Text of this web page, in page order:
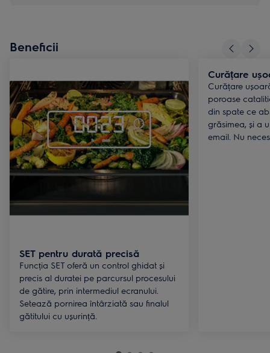
Beneficii
SET pentru durată precisă
Funcția SET oferă un control ghidat şi
precis al duratei pe parcursul procesului
de gătire, prin intermediul ecranului.
Setează pornirea întârziată sau finalul
gătitului cu ușurință.
Curățare
Curățare
poroase
din spate ce
grăsimea, și a
email. Nu